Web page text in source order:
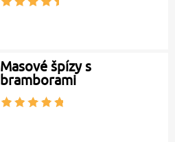
Masové špízy s
bramborami